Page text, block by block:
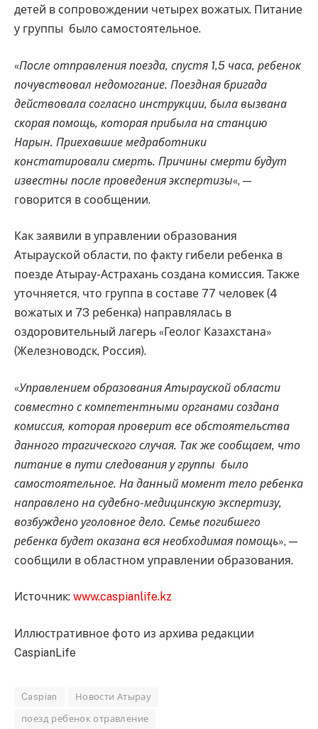
детей в сопровождении четырех вожатых. Питание
у группы было самостоятельное.
«После отправления поезда, спустя 1,5 часа, ребенок
почувствовал недомогание. Поездная бригада
действовала согласно инструкции, была вызвана
скорая помощь, которая прибыла на станцию
Нарын. Приехавшие медработники
констатировали смерть. Причины смерти будут
известны после проведения экспертизы«, —
говорится в сообщении.
Как заявили в управлении образования
Атырауской области, по факту гибели ребенка в
поезде Атырау-Астрахань создана комиссия. Также
уточняется, что группа в составе 77 человек (4
вожатых и 73 ребенка) направлялась в
оздоровительный лагерь «Геолог Казахстана»
(Железноводск, Россия).
«Управлением образования Атырауской области
совместно с компетентными органами создана
комиссия, которая проверит все обстоятельства
данного трагического случая. Так же сообщаем, что
питание в пути следования у группы было
самостоятельное. На данный момент тело ребенка
направлено на судебно-медицинскую экспертизу,
возбуждено уголовное дело. Семье погибшего
ребенка будет оказана вся необходимая помощь», —
сообщили в областном управлении образования.
Источник: www.caspianlife.kz
Иллюстративное фото из архива редакции
CaspianLife
Caspian Новости Атырау
поезд ребенок отравление